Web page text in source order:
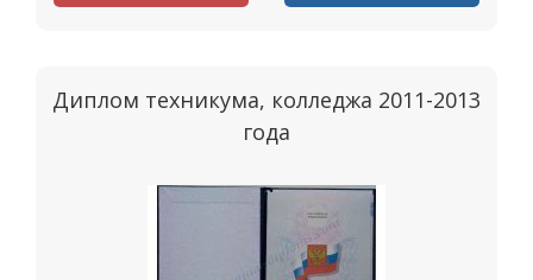
Диплом техникума, колледжа 2011-2013
года